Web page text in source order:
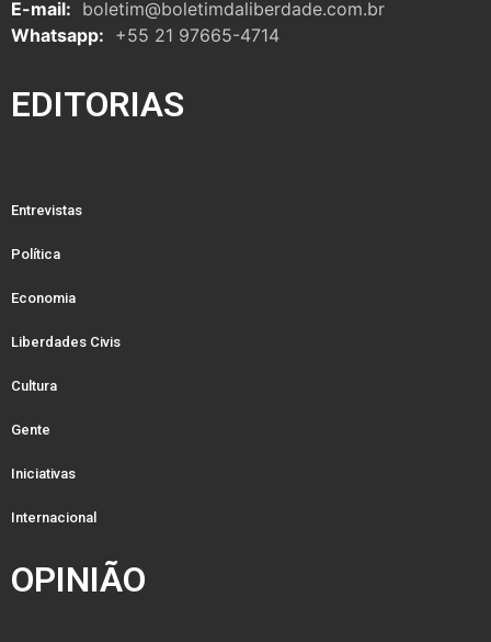
E-mail: boletim@boletimdaliberdade.com.br
Whatsapp: +55 21 97665-4714
EDITORIAS
Entrevistas
Política
Economia
Liberdades Civis
Cultura
Gente
Iniciativas
Internacional
OPINIÃO